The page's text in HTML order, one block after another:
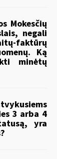
Mokesčių
negali
faktūrų
Ką
minėtų
3 arba 4
yra